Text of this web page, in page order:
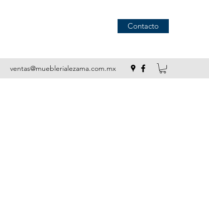
Contacto
ventas@mueblerialezama.com.mx